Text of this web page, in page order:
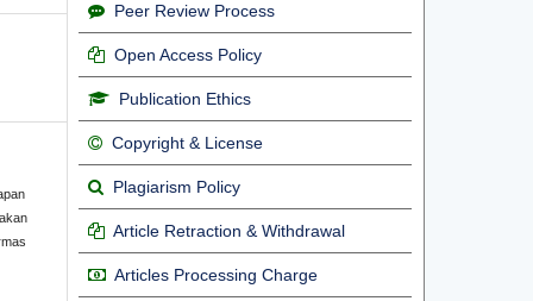
Peer Review Process
Open Access Policy
Publication Ethics
Copyright & License
Plagiarism Policy
Article Retraction & Withdrawal
Articles Processing Charge